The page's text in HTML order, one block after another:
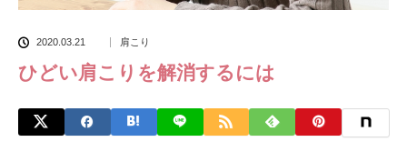
2020.03.21 肩こり
ひどい肩こりを解消するには